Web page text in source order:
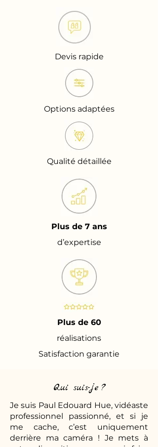
Devis rapide
Options adaptées
Qualité détaillée
Plus de 7 ans
d’expertise
Plus de 60
réalisations
Satisfaction garantie
Qui suis-je ?
Je suis Paul Edouard Hue, vidéaste
professionnel passionné, et si je
me cache, c’est uniquement
derrière ma caméra ! Je mets à